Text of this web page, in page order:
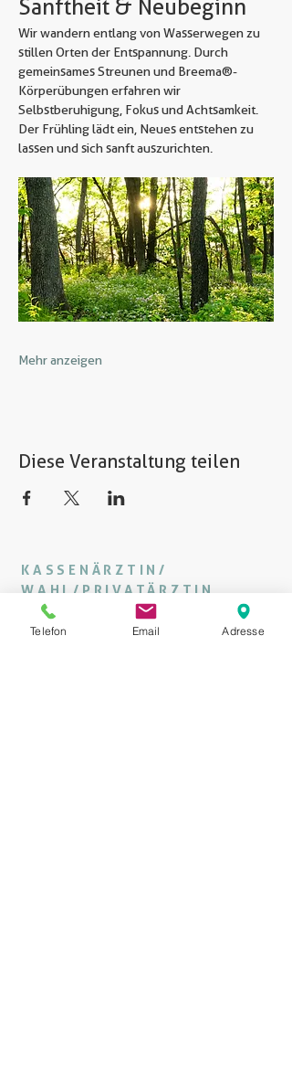
Sanftheit & Neubeginn
Wir wandern entlang von Wasserwegen  zu
stillen Orten der Entspannung. Durch
gemeinsames Streunen und Breema®-
Körperübungen erfahren wir
Selbstberuhigung, Fokus und Achtsamkeit.
Der Frühling lädt ein, Neues entstehen zu
lassen und sich sanft auszurichten.
Mehr anzeigen
Diese Veranstaltung teilen
KASSENÄRZTIN/
WAHL/PRIVATÄRZTIN
DR. MARGARETE WIGOSCHNIG, MSC
Telefon Email Adresse